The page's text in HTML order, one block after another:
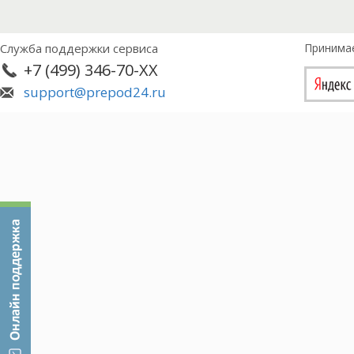
Служба поддержки сервиса
+7 (499) 346-70-XX
support@prepod24.ru